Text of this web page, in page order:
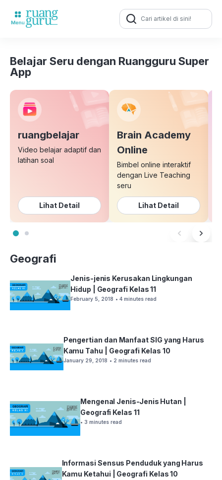
Search
for:
Belajar Seru dengan Ruangguru Super
App
ruangbelajar
Video belajar adaptif dan
latihan soal
Lihat Detail
Brain Academy
Online
Bimbel online interaktif
dengan Live Teaching
seru
Lihat Detail
Geografi
Jenis-jenis Kerusakan Lingkungan
Hidup | Geografi Kelas 11
February 5, 2018 • 4 minutes read
Pengertian dan Manfaat SIG yang Harus
Kamu Tahu | Geografi Kelas 10
January 29, 2018 • 2 minutes read
Mengenal Jenis-Jenis Hutan |
Geografi Kelas 11
• 3 minutes read
Informasi Sensus Penduduk yang Harus
Kamu Ketahui | Geografi Kelas 10